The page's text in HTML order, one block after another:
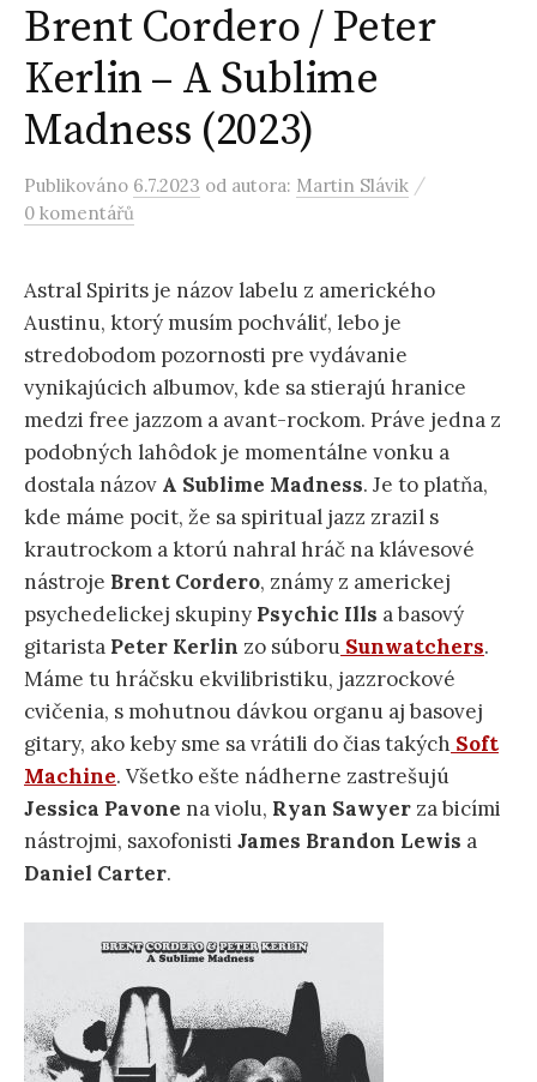
Brent Cordero / Peter
Kerlin – A Sublime
Madness (2023)
Publikováno 6.7.2023 od autora: Martin Slávik /
0 komentářů
Astral Spirits je názov labelu z amerického
Austinu, ktorý musím pochváliť, lebo je
stredobodom pozornosti pre vydávanie
vynikajúcich albumov, kde sa stierajú hranice
medzi free jazzom a avant-rockom. Práve jedna z
podobných lahôdok je momentálne vonku a
dostala názov A Sublime Madness. Je to platňa,
kde máme pocit, že sa spiritual jazz zrazil s
krautrockom a ktorú nahral hráč na klávesové
nástroje Brent Cordero, známy z americkej
psychedelickej skupiny Psychic Ills a basový
gitarista Peter Kerlin zo súboru Sunwatchers.
Máme tu hráčsku ekvilibristiku, jazzrockové
cvičenia, s mohutnou dávkou organu aj basovej
gitary, ako keby sme sa vrátili do čias takých Soft
Machine. Všetko ešte nádherne zastrešujú
Jessica Pavone na violu, Ryan Sawyer za bicími
nástrojmi, saxofonisti James Brandon Lewis a
Daniel Carter.